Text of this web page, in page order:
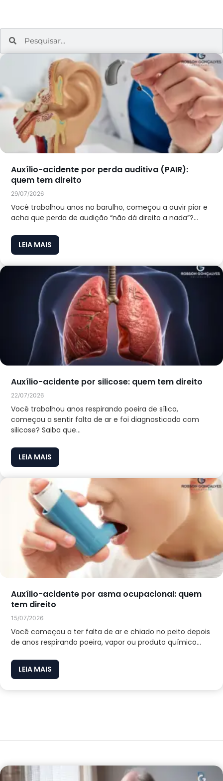
Auxílio-acidente por perda auditiva (PAIR):
quem tem direito
29/07/2026
Você trabalhou anos no barulho, começou a ouvir pior e
acha que perda de audição “não dá direito a nada”?...
LEIA MAIS
Auxílio-acidente por silicose: quem tem direito
22/07/2026
Você trabalhou anos respirando poeira de sílica,
começou a sentir falta de ar e foi diagnosticado com
silicose? Saiba que...
LEIA MAIS
Auxílio-acidente por asma ocupacional: quem
tem direito
15/07/2026
Você começou a ter falta de ar e chiado no peito depois
de anos respirando poeira, vapor ou produto químico...
LEIA MAIS